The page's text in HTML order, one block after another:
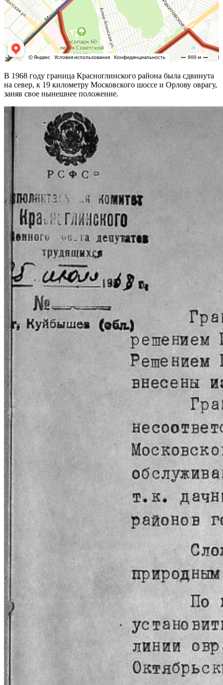
В 1968 году граница Красноглинского района была сдвинута
на север, к 19 километру Московского шоссе и Орлову оврагу,
заняв свое нынешнее положение.